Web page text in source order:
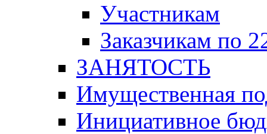
Участникам
Заказчикам по
ЗАНЯТОСТЬ
Имущественная
Инициативное